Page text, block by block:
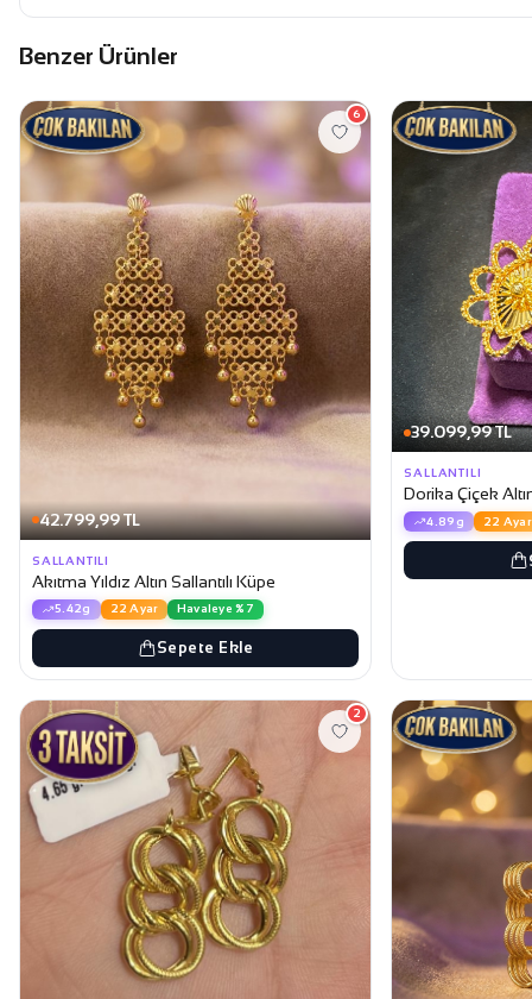
Benzer Ürünler
42.799,99 TL
6
SALLANTILI
Akıtma Yıldız Altın Sallantılı Küpe
5.42g 22 Ayar Havaleye %7
Sepete Ekle
39.099,99 TL
SALLANTILI
Dorika Çiçek
4.89g 22 Ayar
2